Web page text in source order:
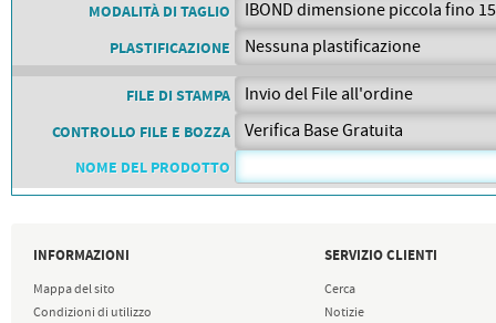
DORSALI TARGHE
PETTORALI NUMERI DA
NUMERI DA GARA MTB
MODALITÀ DI TAGLIO
PLASTIFICAZIONE
FILE DI STAMPA
CONTROLLO FILE E BOZZA
NOME DEL PRODOTTO
INFORMAZIONI
Mappa del sito
Condizioni di utilizzo
SERVIZIO CLIENTI
Cerca
Notizie